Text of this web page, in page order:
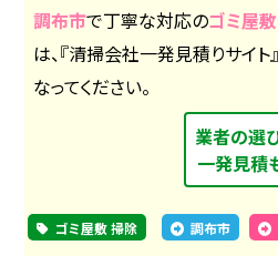
調布市で丁寧な対応のゴミ屋
は、『清掃会社一発見積りサイ
なってください。
業者の選
一発見積
ゴミ屋敷 掃除 調布市